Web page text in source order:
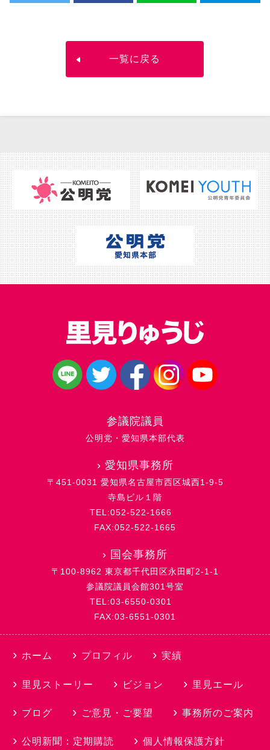
一覧に戻る
参議院議員
公明党・愛知県本部代表
› 愛知県事務所
〒451-0031 愛知県名古屋市西区城西1-9-5
寺島ビル１階
TEL:052-522-1666
FAX:052-522-1665
› 国会事務所
〒100-8962 東京都千代田区永田町2-1-1
参議院議員会館301号室
TEL:03-6550-0301
FAX:03-6551-0301
ホーム プロフィル 実績
里見ストーリー ビジョン 里見エール
ブログ ご意見・ご要望 事務所のご案内
公明新聞：定期購読 個人情報保護方針